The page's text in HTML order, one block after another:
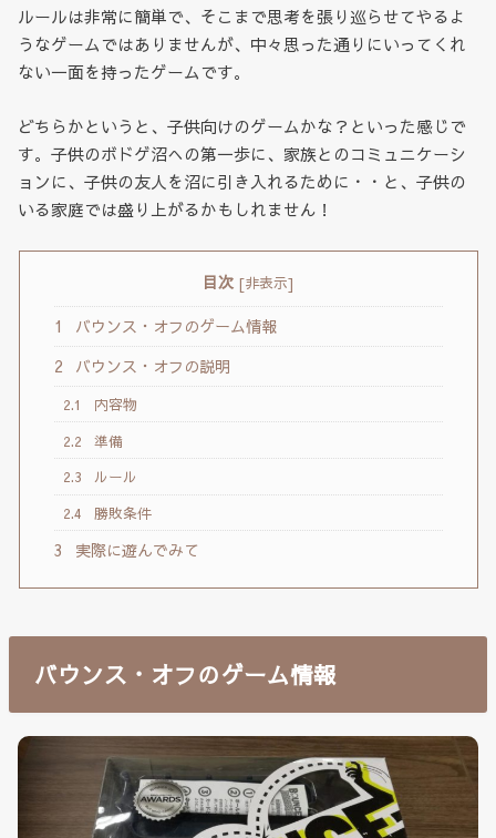
ルールは非常に簡単で、そこまで思考を張り巡らせてやるよ
うなゲームではありませんが、中々思った通りにいってくれ
ない一面を持ったゲームです。
どちらかというと、子供向けのゲームかな？といった感じで
す。子供のボドゲ沼への第一歩に、家族とのコミュニケーシ
ョンに、子供の友人を沼に引き入れるために・・と、子供の
いる家庭では盛り上がるかもしれません！
目次 [非表示]
1
バウンス・オフのゲーム情報
2
バウンス・オフの説明
2.1
内容物
2.2
準備
2.3
ルール
2.4
勝敗条件
3 実際に遊んでみて
バウンス・オフのゲーム情報